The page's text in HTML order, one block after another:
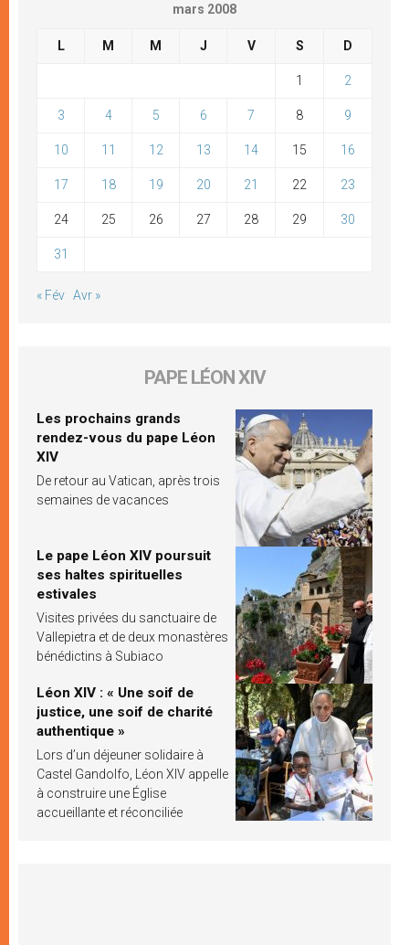
mars 2008
L M M J V S D
1 2
3 4 5 6 7 8 9
10 11 12 13 14 15 16
17 18 19 20 21 22 23
24 25 26 27 28 29 30
31
« Fév Avr »
PAPE LÉON XIV
Les prochains grands
rendez-vous du pape Léon
XIV
De retour au Vatican, après trois
semaines de vacances
Le pape Léon XIV poursuit
ses haltes spirituelles
estivales
Visites privées du sanctuaire de
Vallepietra et de deux monastères
bénédictins à Subiaco
Léon XIV : « Une soif de
justice, une soif de charité
authentique »
Lors d’un déjeuner solidaire à
Castel Gandolfo, Léon XIV appelle
à construire une Église
accueillante et réconciliée